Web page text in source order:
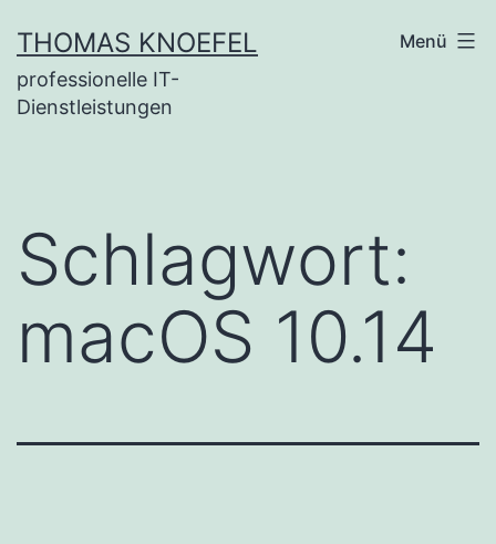
Inhalt
springen
THOMAS KNOEFEL
professionelle IT-
Dienstleistungen
Menü
Schlagwort:
macOS 10.14